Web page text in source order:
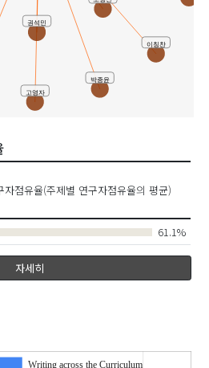
고영자
박종윤
권석민
이칭찬
자점유율(주제별 연구자점유율의 평균)
61.1%
자세히
Writing across the Curriculum